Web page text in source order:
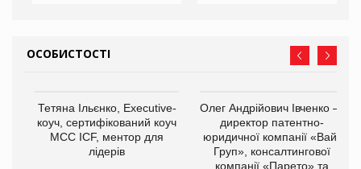
ОСОБИСТОСТІ
Тетяна Ільєнко, Executive-
коуч, сертифікований коуч
МСС ICF, ментор для
лідерів
Олег Андрійович Івченко —
директор патентно-
юридичної компанії «Вайз
Груп», консалтингової
компанії «Парето» та